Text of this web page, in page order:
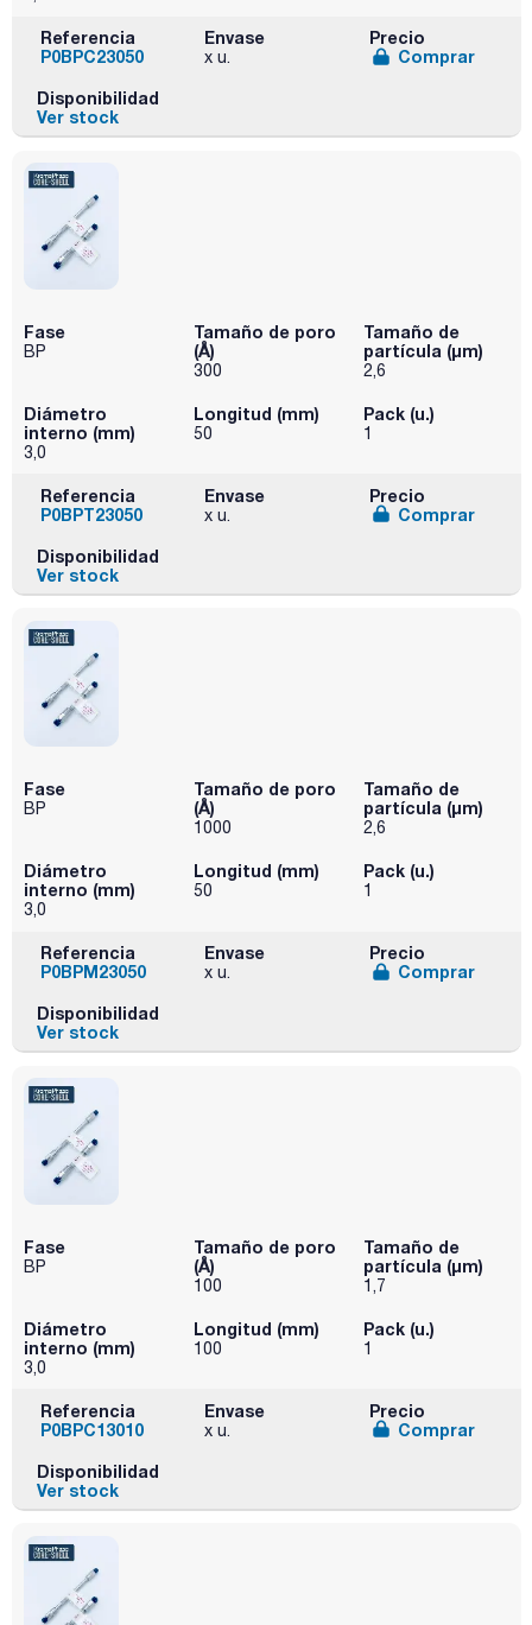
Referencia
P0BPC23050
Envase
x u.
Precio
Comprar
Disponibilidad
Ver stock
Fase
BP
Tamaño de poro
(Å)
300
Tamaño de
partícula (μm)
2,6
Diámetro
interno (mm)
3,0
Longitud (mm)
50
Pack (u.)
1
Referencia
P0BPT23050
Envase
x u.
Precio
Comprar
Disponibilidad
Ver stock
Fase
BP
Tamaño de poro
(Å)
1000
Tamaño de
partícula (μm)
2,6
Diámetro
interno (mm)
3,0
Longitud (mm)
50
Pack (u.)
1
Referencia
P0BPM23050
Envase
x u.
Precio
Comprar
Disponibilidad
Ver stock
Fase
BP
Tamaño de poro
(Å)
100
Tamaño de
partícula (μm)
1,7
Diámetro
interno (mm)
3,0
Longitud (mm)
100
Pack (u.)
1
Referencia
P0BPC13010
Envase
x u.
Precio
Comprar
Disponibilidad
Ver stock